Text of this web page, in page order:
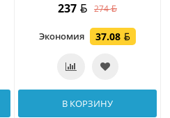
237 274
Экономия 37.08
В КОРЗИНУ